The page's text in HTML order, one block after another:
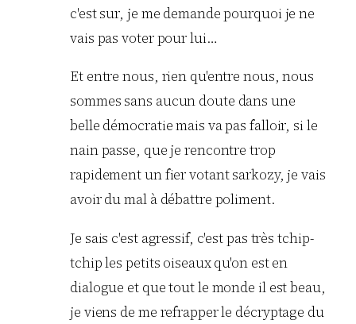
c'est sur, je me demande pourquoi je ne
vais pas voter pour lui…
Et entre nous, rien qu'entre nous, nous
sommes sans aucun doute dans une
belle démocratie mais va pas falloir, si le
nain passe, que je rencontre trop
rapidement un fier votant sarkozy, je vais
avoir du mal à débattre poliment.
Je sais c'est agressif, c'est pas très tchip-
tchip les petits oiseaux qu'on est en
dialogue et que tout le monde il est beau,
je viens de me refrapper le décryptage du